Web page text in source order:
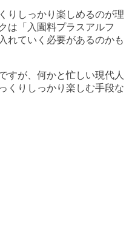
りしっかり楽しめるのが理
は「入園料プラスアルフ
れていく必要があるのかも
すが、何かと忙しい現代人
くりしっかり楽しむ手段な